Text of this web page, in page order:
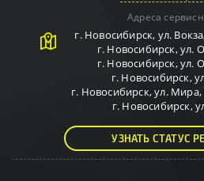
Адреса
г. Новосибирск, ул.
г. Новосибирск,ул.
г. Новосибирск,ул.
г. Новосибирск,
г. Новосибирск,ул. Мира,
г. Новосибирск,
УЗНАТЬ СТАТУС